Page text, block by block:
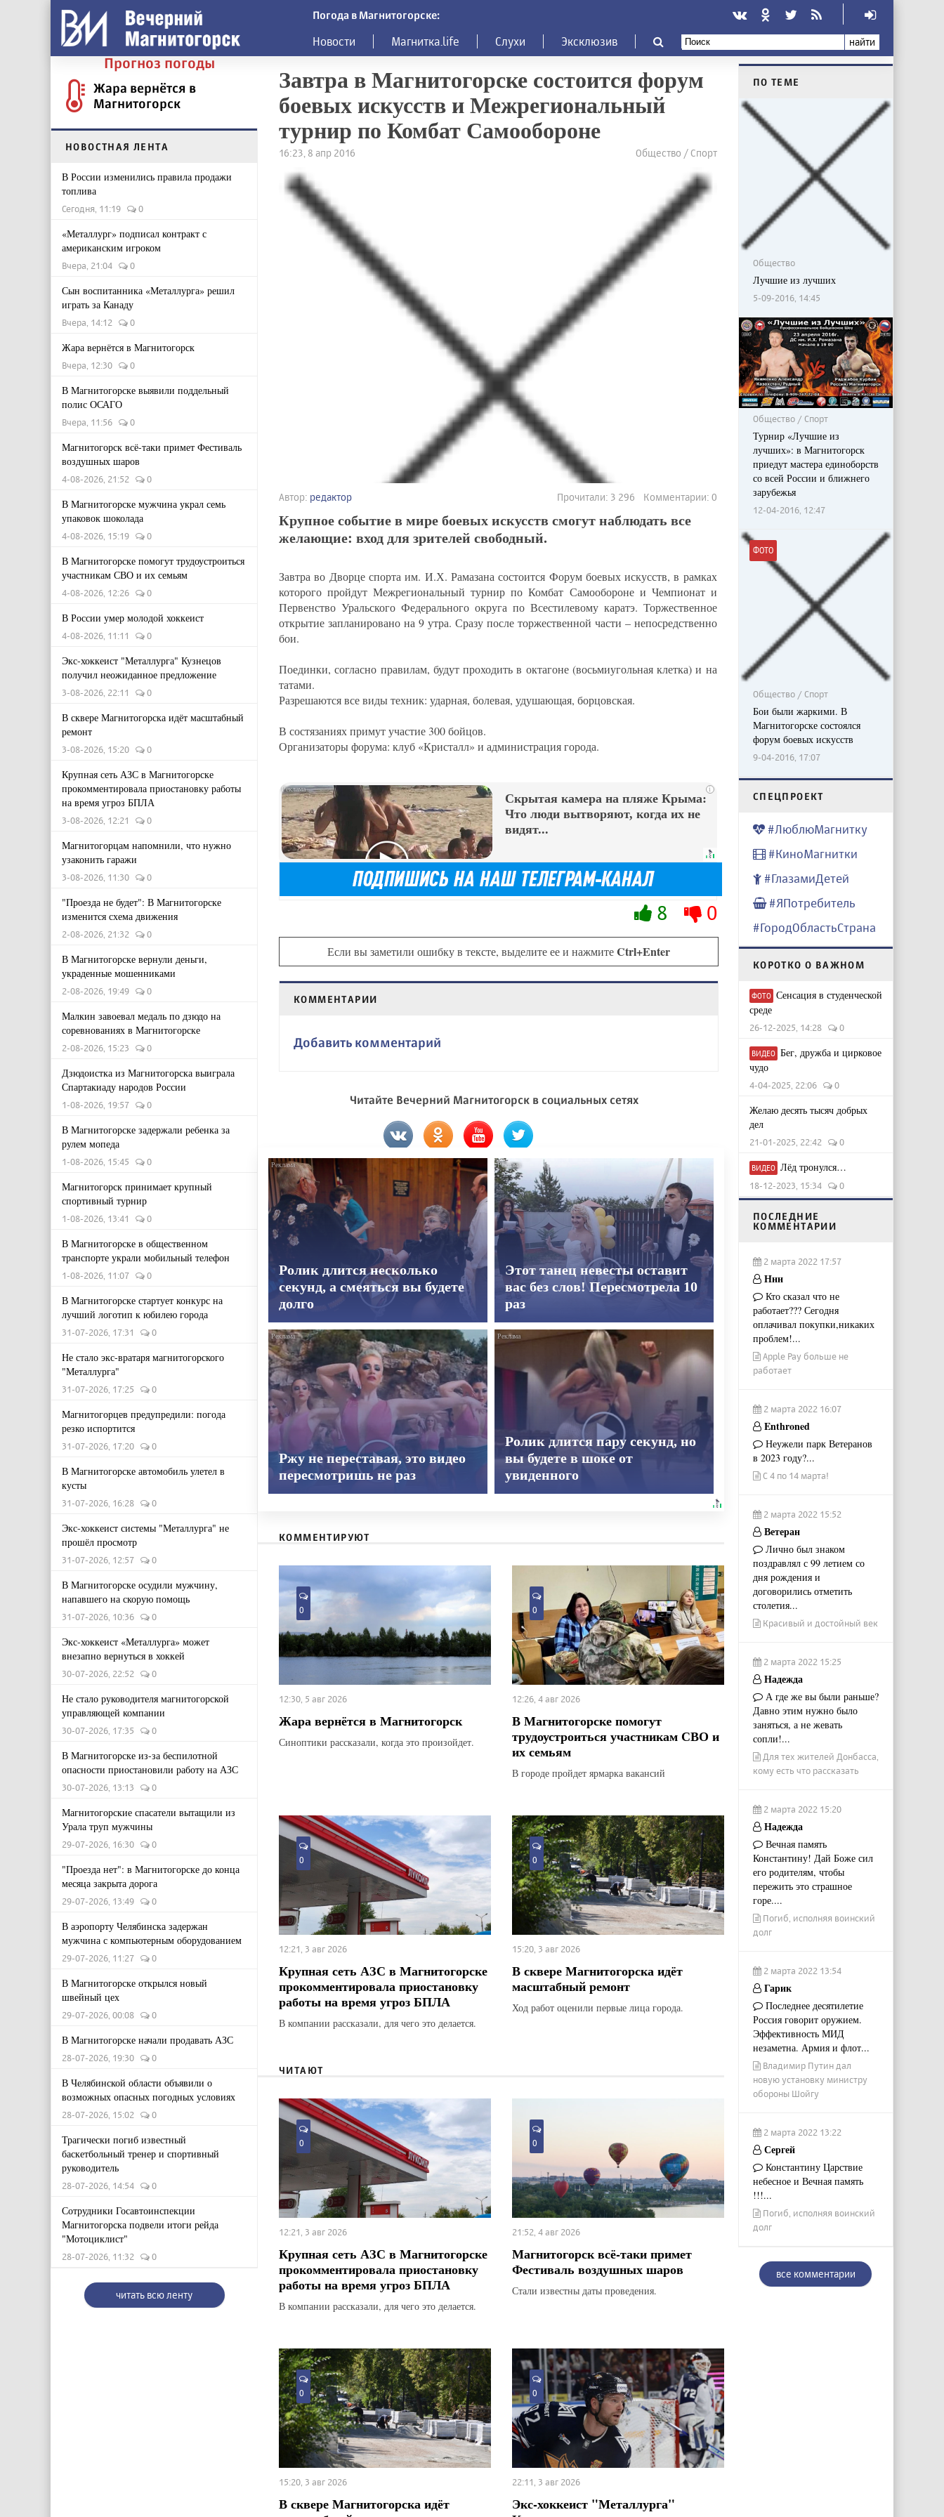
Погода в Магнитогорске:
Новости Магнитка.life Слухи Эксклюзив найти
Прогноз погоды
Жара вернётся в
Магнитогорск
НОВОСТНАЯ ЛЕНТА
В России изменились правила продажи
топлива
Сегодня, 11:19 0
«Металлург» подписал контракт с
американским игроком
Вчера, 21:04 0
Сын воспитанника «Металлурга» решил
играть за Канаду
Вчера, 14:12 0
Жара вернётся в Магнитогорск
Вчера, 12:30 0
В Магнитогорске выявили поддельный
полис ОСАГО
Вчера, 11:56 0
Магнитогорск всё-таки примет Фестиваль
воздушных шаров
4-08-2026, 21:52 0
В Магнитогорске мужчина украл семь
упаковок шоколада
4-08-2026, 15:19 0
В Магнитогорске помогут трудоустроиться
участникам СВО и их семьям
4-08-2026, 12:26 0
В России умер молодой хоккеист
4-08-2026, 11:11 0
Экс-хоккеист "Металлурга" Кузнецов
получил неожиданное предложение
3-08-2026, 22:11 0
В сквере Магнитогорска идёт масштабный
ремонт
3-08-2026, 15:20 0
Крупная сеть АЗС в Магнитогорске
прокомментировала приостановку работы
на время угроз БПЛА
3-08-2026, 12:21 0
Магнитогорцам напомнили, что нужно
узаконить гаражи
3-08-2026, 11:30 0
"Проезда не будет": В Магнитогорске
изменится схема движения
2-08-2026, 21:32 0
В Магнитогорске вернули деньги,
украденные мошенниками
2-08-2026, 19:49 0
Малкин завоевал медаль по дзюдо на
соревнованиях в Магнитогорске
2-08-2026, 15:23 0
Дзюдоистка из Магнитогорска выиграла
Спартакиаду народов России
1-08-2026, 19:57 0
В Магнитогорске задержали ребенка за
рулем мопеда
1-08-2026, 15:45 0
Магнитогорск принимает крупный
спортивный турнир
1-08-2026, 13:41 0
В Магнитогорске в общественном
транспорте украли мобильный телефон
1-08-2026, 11:07 0
В Магнитогорске стартует конкурс на
лучший логотип к юбилею города
31-07-2026, 17:31 0
Не стало экс-вратаря магнитогорского
"Металлурга"
31-07-2026, 17:25 0
Магнитогорцев предупредили: погода
резко испортится
31-07-2026, 17:20 0
В Магнитогорске автомобиль улетел в
кусты
31-07-2026, 16:28 0
Экс-хоккеист системы "Металлурга" не
прошёл просмотр
31-07-2026, 12:57 0
В Магнитогорске осудили мужчину,
напавшего на скорую помощь
31-07-2026, 10:36 0
Экс-хоккеист «Металлурга» может
внезапно вернуться в хоккей
30-07-2026, 22:52 0
Не стало руководителя магнитогорской
управляющей компании
30-07-2026, 17:35 0
В Магнитогорске из-за беспилотной
опасности приостановили работу на АЗС
30-07-2026, 13:13 0
Магнитогорские спасатели вытащили из
Урала труп мужчины
29-07-2026, 16:30 0
"Проезда нет": в Магнитогорске до конца
месяца закрыта дорога
29-07-2026, 13:49 0
В аэропорту Челябинска задержан
мужчина с компьютерным оборудованием
29-07-2026, 11:27 0
В Магнитогорске открылся новый
швейный цех
29-07-2026, 00:08 0
В Магнитогорске начали продавать АЗС
28-07-2026, 19:30 0
В Челябинской области объявили о
возможных опасных погодных условиях
28-07-2026, 15:02 0
Трагически погиб известный
баскетбольный тренер и спортивный
руководитель
28-07-2026, 14:54 0
Сотрудники Госавтоинспекции
Магнитогорска подвели итоги рейда
"Мотоциклист"
28-07-2026, 11:32 0
читать всю ленту
Завтра в Магнитогорске состоится форум
боевых искусств и Межрегиональный
турнир по Комбат Самообороне
16:23, 8 апр 2016 Общество / Спорт
Автор: редактор Прочитали: 3 296 Комментарии: 0
Крупное событие в мире боевых искусств смогут наблюдать все
желающие: вход для зрителей свободный.
Завтра во Дворце спорта им. И.Х. Рамазана состоится Форум боевых искусств, в рамках
которого пройдут Межрегиональный турнир по Комбат Самообороне и Чемпионат и
Первенство Уральского Федерального округа по Всестилевому каратэ. Торжественное
открытие запланировано на 9 утра. Сразу после торжественной части – непосредственно
бои.
Поединки, согласно правилам, будут проходить в октагоне (восьмиугольная клетка) и на
татами.
Разрешаются все виды техник: ударная, болевая, удушающая, борцовская.
В состязаниях примут участие 300 бойцов.
Организаторы форума: клуб «Кристалл» и администрация города.
i
Скрытая камера на пляже Крыма:
Что люди вытворяют, когда их не
видят...
8 0
Если вы заметили ошибку в тексте, выделите ее и нажмитеCtrl+Enter
КОММЕНТАРИИ
Добавить комментарий
Читайте Вечерний Магнитогорск в социальных сетях
Ролик длится несколько
секунд, а смеяться вы будете
долго
Этот танец невесты оставит
вас без слов! Пересмотрела 10
раз
Ржу не переставая, это видео
пересмотришь не раз
Ролик длится пару секунд, но
вы будете в шоке от
увиденного
КОММЕНТИРУЮТ
0
12:30, 5 авг 2026
Жара вернётся в Магнитогорск
Синоптики рассказали, когда это произойдет.
0
12:26, 4 авг 2026
В Магнитогорске помогут
трудоустроиться участникам СВО и
их семьям
В городе пройдет ярмарка вакансий
0
12:21, 3 авг 2026
Крупная сеть АЗС в Магнитогорске
прокомментировала приостановку
работы на время угроз БПЛА
В компании рассказали, для чего это делается.
0
15:20, 3 авг 2026
В сквере Магнитогорска идёт
масштабный ремонт
Ход работ оценили первые лица города.
ЧИТАЮТ
0
12:21, 3 авг 2026
Крупная сеть АЗС в Магнитогорске
прокомментировала приостановку
работы на время угроз БПЛА
В компании рассказали, для чего это делается.
0
21:52, 4 авг 2026
Магнитогорск всё-таки примет
Фестиваль воздушных шаров
Стали известны даты проведения.
0
15:20, 3 авг 2026
В сквере Магнитогорска идёт
0
22:11, 3 авг 2026
Экс-хоккеист "Металлурга"
ПО ТЕМЕ
Общество
Лучшие из лучших
5-09-2016, 14:45
Общество / Спорт
Турнир «Лучшие из
лучших»: в Магнитогорск
приедут мастера единоборств
со всей России и ближнего
зарубежья
12-04-2016, 12:47
ФОТО
Общество / Спорт
Бои были жаркими. В
Магнитогорске состоялся
форум боевых искусств
9-04-2016, 17:07
CПЕЦПРОЕКТ
#ЛюблюМагнитку
#КиноМагнитки
#ГлазамиДетей
#ЯПотребитель
#ГородОбластьСтрана
КОРОТКО О ВАЖНОМ
ФОТО Сенсация в студенческой
среде
26-12-2025, 14:28 0
ВИДЕО Бег, дружба и цирковое
чудо
4-04-2025, 22:06 0
Желаю десять тысяч добрых
дел
21-01-2025, 22:42 0
ВИДЕО Лёд тронулся…
18-12-2023, 15:34 0
ПОСЛЕДНИЕ
КОММЕНТАРИИ
2 марта 2022 17:57
Ннн
Кто сказал что не
работает??? Сегодня
оплачивал покупки,никаких
проблем!...
Apple Pay больше не
работает
2 марта 2022 16:07
Enthroned
Неужели парк Ветеранов
в 2023 году?...
С 4 по 14 марта!
2 марта 2022 15:52
Ветеран
Лично был знаком
поздравлял с 99 летием со
дня рождения и
договорились отметить
столетия...
Красивый и достойный век
2 марта 2022 15:25
Надежда
А где же вы были раньше?
Давно этим нужно было
заняться, а не жевать
сопли!...
Для тех жителей Донбасса,
кому есть что рассказать
2 марта 2022 15:20
Надежда
Вечная память
Константину! Дай Боже сил
его родителям, чтобы
пережить это страшное
горе....
Погиб, исполняя воинский
долг
2 марта 2022 13:54
Гарик
Последнее десятилетие
Россия говорит оружием.
Эффективность МИД
незаметна. Армия и флот...
Владимир Путин дал
новую установку министру
обороны Шойгу
2 марта 2022 13:22
Сергей
Константину Царствие
небесное и Вечная память
!!!...
Погиб, исполняя воинский
долг
все комментарии